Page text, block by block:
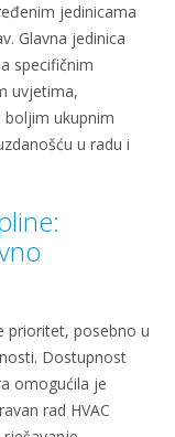
jedinicama
Glavna jedinica
specifičnim
uvjetima,
boljim ukupnim
u radu i
prioritet, posebno u
Dostupnost
omogućila je
rad HVAC